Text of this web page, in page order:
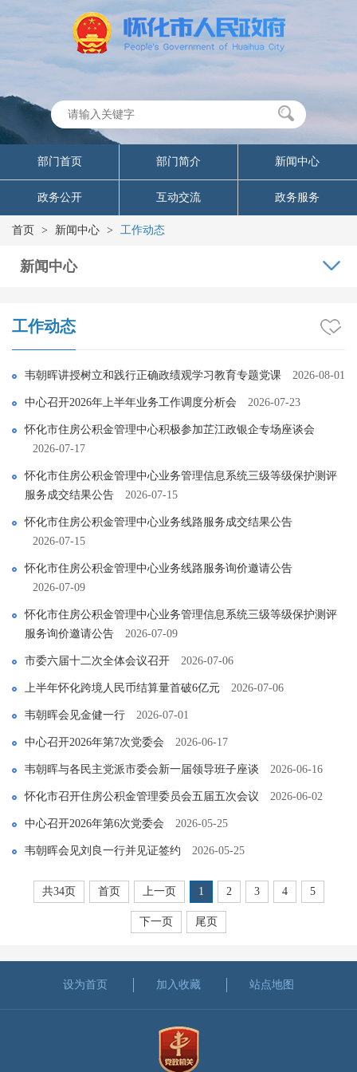
部门首页 部门简介 新闻中心
政务公开 互动交流 政务服务
首页 > 新闻中心 > 工作动态
新闻中心
工作动态
韦朝晖讲授树立和践行正确政绩观学习教育专题党课 2026-08-01
中心召开2026年上半年业务工作调度分析会 2026-07-23
怀化市住房公积金管理中心积极参加芷江政银企专场座谈会
2026-07-17
怀化市住房公积金管理中心业务管理信息系统三级等级保护测评
服务成交结果公告
2026-07-15
怀化市住房公积金管理中心业务线路服务成交结果公告
2026-07-15
怀化市住房公积金管理中心业务线路服务询价邀请公告
2026-07-09
怀化市住房公积金管理中心业务管理信息系统三级等级保护测评
服务询价邀请公告
2026-07-09
市委六届十二次全体会议召开 2026-07-06
上半年怀化跨境人民币结算量首破6亿元 2026-07-06
韦朝晖会见金健一行 2026-07-01
中心召开2026年第7次党委会 2026-06-17
韦朝晖与各民主党派市委会新一届领导班子座谈 2026-06-16
怀化市召开住房公积金管理委员会五届五次会议 2026-06-02
中心召开2026年第6次党委会 2026-05-25
韦朝晖会见刘良一行并见证签约 2026-05-25
共34页 首页 上一页 1 2 3 4 5
下一页 尾页
设为首页 加入收藏 站点地图